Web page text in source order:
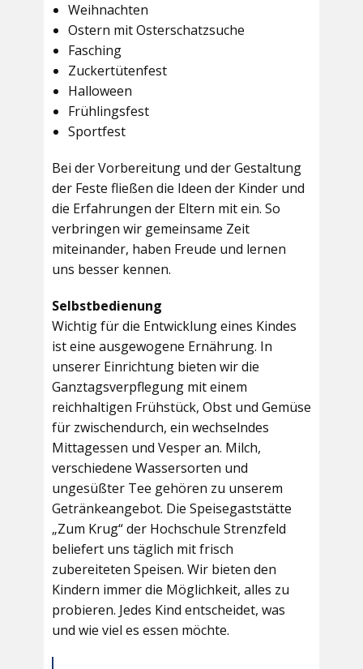
Weihnachten
Ostern mit Osterschatzsuche
Fasching
Zuckertütenfest
Halloween
Frühlingsfest
Sportfest
Bei der Vorbereitung und der Gestaltung
der Feste fließen die Ideen der Kinder und
die Erfahrungen der Eltern mit ein. So
verbringen wir gemeinsame Zeit
miteinander, haben Freude und lernen
uns besser kennen.
Selbstbedienung
Wichtig für die Entwicklung eines Kindes
ist eine ausgewogene Ernährung. In
unserer Einrichtung bieten wir die
Ganztagsverpflegung mit einem
reichhaltigen Frühstück, Obst und Gemüse
für zwischendurch, ein wechselndes
Mittagessen und Vesper an. Milch,
verschiedene Wassersorten und
ungesüßter Tee gehören zu unserem
Getränkeangebot. Die Speisegaststätte
„Zum Krug“ der Hochschule Strenzfeld
beliefert uns täglich mit frisch
zubereiteten Speisen. Wir bieten den
Kindern immer die Möglichkeit, alles zu
probieren. Jedes Kind entscheidet, was
und wie viel es essen möchte.